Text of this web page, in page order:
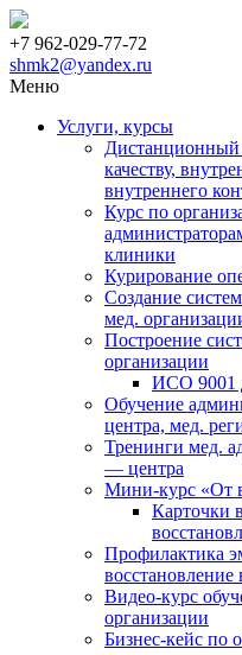
+7 962-029-77-72
shmk2@yandex.ru
Меню
Услуги, курсы
качеству,
внутреннего
Курс по
клиники
Курирование
Создание
мед.
Построение
организации
ИСО 9001
Обучение
центра, мед.
Тренинги мед.
— центра
Мини-курс «От
Карточки
Профилактика
восстановление
Видео-курс
организации
Бизнес-кейс по